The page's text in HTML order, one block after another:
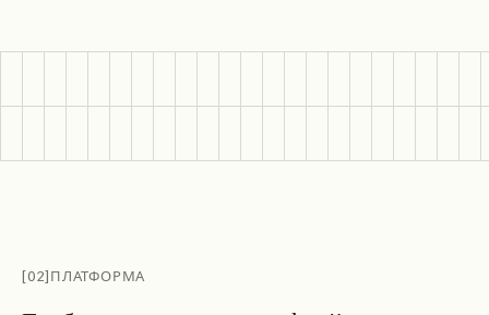
[02]ПЛАТФОРМА